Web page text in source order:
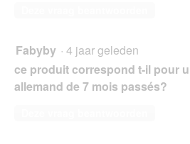
Fabyby · 4 jaar geleden
ce produit correspond t-il pour
allemand de 7 mois passés?